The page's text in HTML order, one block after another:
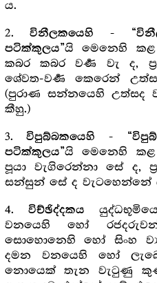
ය.
2.විනීලකයෙහි -
පටික්කුලය”යි මෙනෙහි
කබර කබර වර්‍ණ වැ ද,
ශේවත-වර්‍ණ කෙරෙන්
(පුරාණ සන්නයෙහි උත්සද
කීහු.)
3.විපුබ්බකයෙහි -
පටික්කුලය”යි මෙනෙහි
පූයා වැගිරෙන්නා සේ ද,
සන්සුන් සේ ද වැටහෙන්නේ
4. විච්ඡිද්දකය
වනයෙහි හෝ
සොහොනෙහි හෝ සිංහ
දමන වනයෙහි හෝ
නොයෙක් තැන වැටුණු